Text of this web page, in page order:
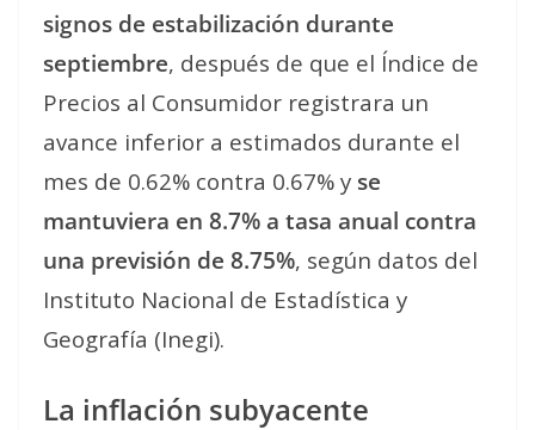
signos de estabilización durante
septiembre, después de que el Índice de
Precios al Consumidor registrara un
avance inferior a estimados durante el
mes de 0.62% contra 0.67% y se
mantuviera en 8.7% a tasa anual contra
una previsión de 8.75%, según datos del
Instituto Nacional de Estadística y
Geografía (Inegi).
La inflación subyacente